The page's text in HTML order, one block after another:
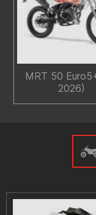
MRT 50
2026)